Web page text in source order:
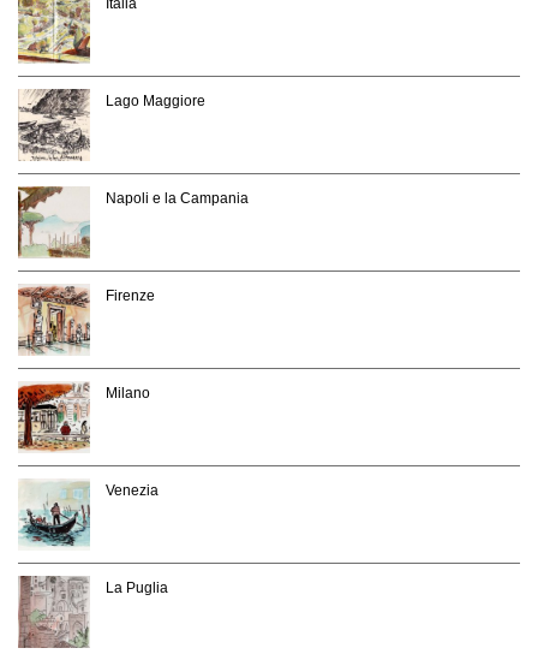
Italia
Lago Maggiore
Napoli e la Campania
Firenze
Milano
Venezia
La Puglia